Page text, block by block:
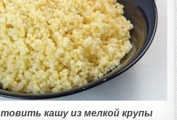
кашу из мелкой крупы